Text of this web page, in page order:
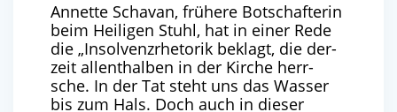
Annet­te Scha­van, frü­he­re Bot­schaf­te­rin
beim Hei­li­gen Stuhl, hat in einer Rede
die ​ „Insol­venz­rhe­to­rik beklagt, die der­
zeit allent­hal­ben in der Kir­che herr­
sche. In der Tat steht uns das Was­ser
bis zum Hals. Doch auch in die­ser